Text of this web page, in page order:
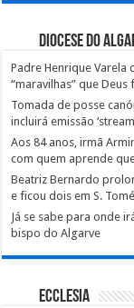
Diocese do
Padre Henrique
“maravilhas” que Deus
Tomada de posse
incluirá emissão
Aos 84 anos, irmã
com quem aprende
Beatriz Bernardo
e ficou dois em S.
Já se sabe para onde
bispo do Algarve
Ecclesia